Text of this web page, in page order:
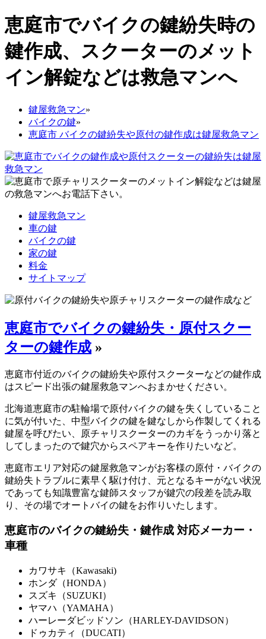
恵庭市でバイクの鍵紛失時の
鍵作成、スクーターのメット
イン解錠などは救急マンへ
鍵屋救急マン»
バイクの鍵»
恵庭市 バイクの鍵紛失や原付の鍵作成は鍵屋救急マン
鍵屋救急マン
車の鍵
バイクの鍵
家の鍵
料金
サイトマップ
恵庭市でバイクの鍵紛失・原付スクー
ターの鍵作成 »
恵庭市付近のバイクの鍵紛失や原付スクーターなどの鍵作成
はスピード出張の鍵屋救急マンへおまかせください。
北海道恵庭市の駐輪場で原付バイクの鍵を失くしていること
に気が付いた、中型バイクの鍵を鍵なしから作製してくれる
鍵屋を呼びたい、原チャリスクーターのカギをうっかり落と
してしまったので鍵穴からスペアキーを作りたいなど。
恵庭市エリア対応の鍵屋救急マンがお客様の原付・バイクの
鍵紛失トラブルに素早く駆け付け、元となるキーがない状況
であっても知識豊富な鍵師スタッフが鍵穴の段差を読み取
り、その場でオートバイの鍵をお作りいたします。
恵庭市のバイクの鍵紛失・鍵作成 対応メーカー・
車種
カワサキ（Kawasaki)
ホンダ（HONDA）
スズキ（SUZUKI）
ヤマハ（YAMAHA）
ハーレーダビッドソン（HARLEY-DAVIDSON）
ドゥカティ（DUCATI）